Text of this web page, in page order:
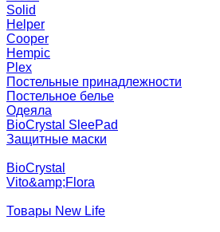
Solid
Helper
Cooper
Hempic
Plex
Постельные принадлежности
Постельное белье
Одеяла
BioCrystal SleePad
Защитные маски
BioCrystal
Vito&amp;Flora
Товары New Life